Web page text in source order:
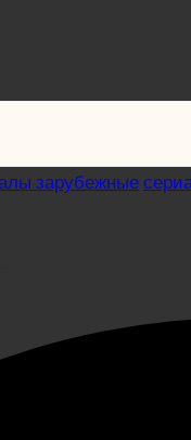
зарубежные